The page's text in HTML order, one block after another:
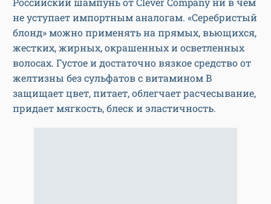
не уступает импортным аналогам. «Серебристый
блонд» можно применять на прямых, вьющихся,
жестких, жирных, окрашенных и осветленных
волосах. Густое и достаточно вязкое средство от
желтизны без сульфатов с витамином В
защищает цвет, питает, облегчает расчесывание,
придает мягкость, блеск и эластичность.